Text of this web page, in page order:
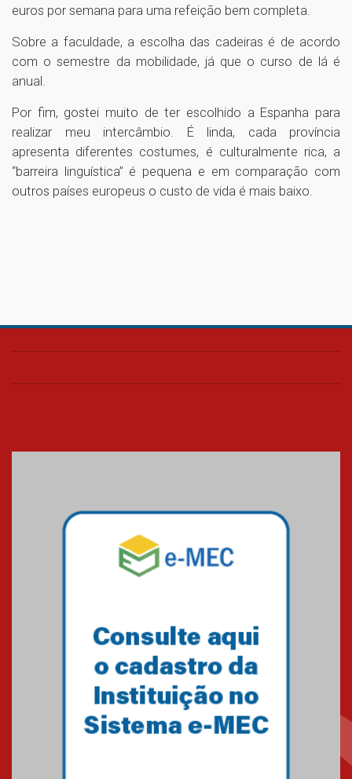
euros por semana para uma refeição bem completa.
Sobre a faculdade, a escolha das cadeiras é de acordo
com o semestre da mobilidade, já que o curso de lá é
anual.
Por fim, gostei muito de ter escolhido a Espanha para
realizar meu intercâmbio. É linda, cada província
apresenta diferentes costumes, é culturalmente rica, a
“barreira linguística” é pequena e em comparação com
outros países europeus o custo de vida é mais baixo.